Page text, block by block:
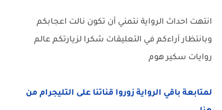
انتهت احداث الرواية نتمني أن تكون نالت اعجابكم
وبانتظار آراءكم في التعليقات شكرا لزيارتكم عالم
روايات سكير هوم
لمتابعة باقي الرواية زوروا قناتنا على التليجرام من